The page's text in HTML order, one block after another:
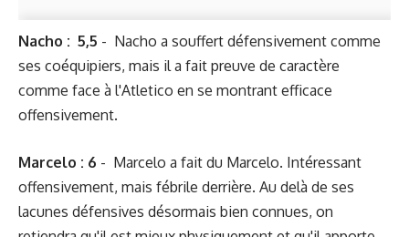
Nacho : 5,5 - Nacho a souffert défensivement comme
ses coéquipiers, mais il a fait preuve de caractère
comme face à l'Atletico en se montrant efficace
offensivement.
Marcelo : 6 - Marcelo a fait du Marcelo. Intéressant
offensivement, mais fébrile derrière. Au delà de ses
lacunes défensives désormais bien connues, on